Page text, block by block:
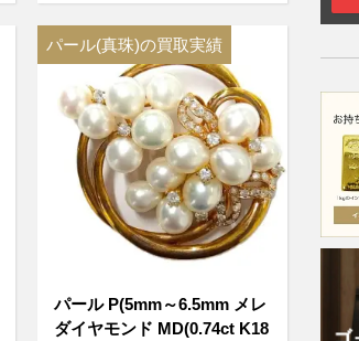
パール(真珠)の買取実績
パール P(5mm～6.5mm メレ
ダイヤモンド MD(0.74ct K18